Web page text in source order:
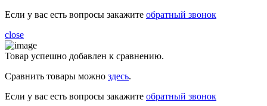
Если у вас есть вопросы закажите обратный звонок
close
Товар успешно добавлен к сравнению.
Сравнить товары можно здесь.
Если у вас есть вопросы закажите обратный звонок